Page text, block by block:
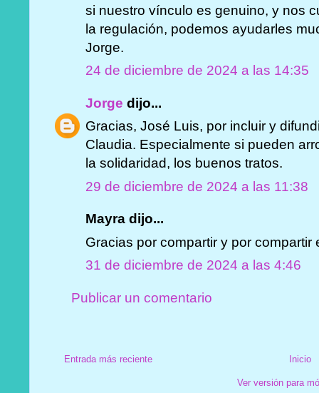
si nuestro vínculo es genuino, y nos
la regulación, podemos ayudarles
Jorge.
24 de diciembre de 2024 a las 14:35
Jorge dijo...
Gracias, José Luis, por incluir y
Claudia. Especialmente si pueden
la solidaridad, los buenos tratos.
29 de diciembre de 2024 a las 11:38
Mayra dijo...
Gracias por compartir y por compartir
31 de diciembre de 2024 a las 4:46
Publicar un comentario
Entrada más reciente Inicio
Ver versión para